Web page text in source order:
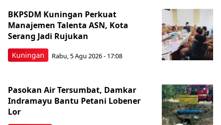
Kuningan
BKPSDM Kuningan Perkuat
Manajemen Talenta ASN, Kota
Serang Jadi Rujukan
Rabu, 5 Agu 2026 - 17:08
Pasokan Air Tersumbat, Damkar
Indramayu Bantu Petani Lobener
Lor